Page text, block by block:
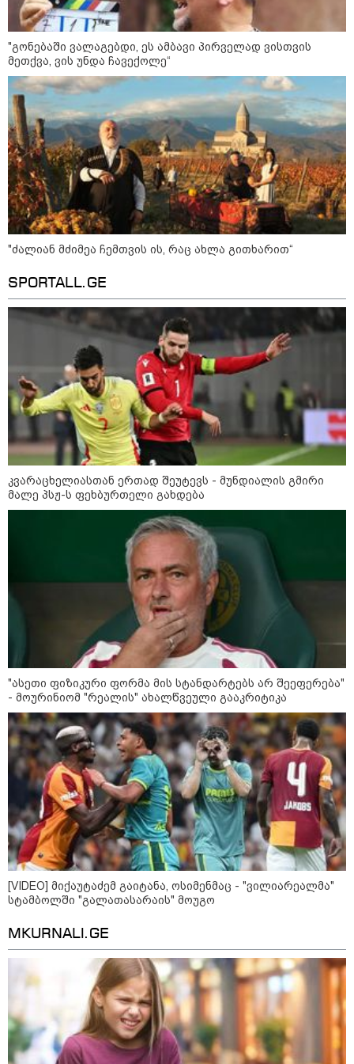
დაშავებული, მასშტაბური
ხანძარი - რუსეთმა კიევზე
იერიში ბალისტიკური
რაკეტებით მიიტანა
14:13 / 04-08-2026
მორიგი თავდასხმა რუსეთში,
ნავთობგადამამუშავებელ
ქარხანაზე - რა დეტალებია
ცნობილი
კატეგორიის ყველა სიახლე
კატეგორიები
აგვისტო
დღის ზოგადი
ასტროლოგიური
პროგნოზი
აგვისტო აგარაკზე: ეს 5 საქმე
უნდა მოასწროთ შემოდგომის
დადგომამდე
ფული ამ ზოდიაქოს ნიშნების
ხელში აღმოჩნდება: ვინ
გამდიდრდება?
როგორ ჩავიცვათ 40 წლის
შემდეგ: მილიონერების
სტილისტის 8 ოქროს წესი და
აუცილებელი სამოსი
"გონებაში ვალაგებდი, ეს ამბავი პირველად ვისთვის
მეთქვა, ვის უნდა ჩავექოლე“
"ძალიან მძიმეა ჩემთვის ის, რაც ახლა გითხარით“
SPORTALL.GE
კვარაცხელიასთან ერთად შეუტევს - მუნდიალის გმირი
მალე პსჟ-ს ფეხბურთელი გახდება
"ასეთი ფიზიკური ფორმა მის სტანდარტებს არ შეეფერება"
- მოურინიომ "რეალის" ახალწვეული გააკრიტიკა
[VIDEO] მიქაუტაძემ გაიტანა, ოსიმენმაც - "ვილიარეალმა"
სტამბოლში "გალათასარაის" მოუგო
MKURNALI.GE